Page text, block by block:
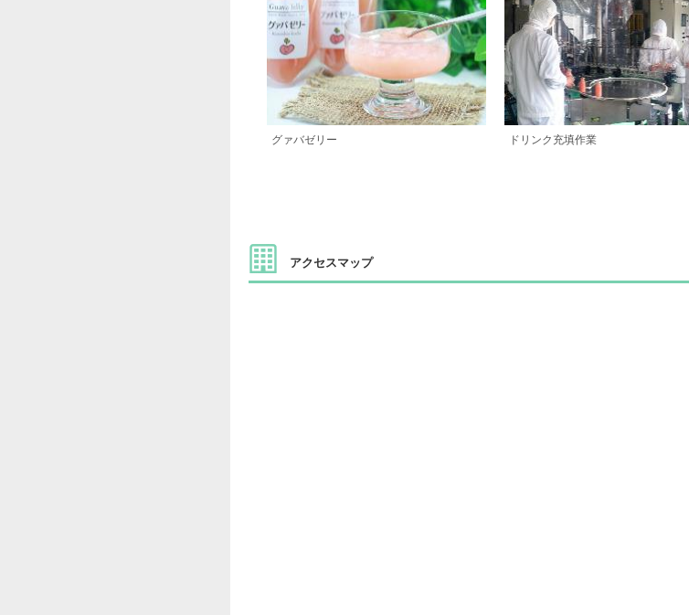
グァバゼリー ドリンク充填作業
アクセスマップ